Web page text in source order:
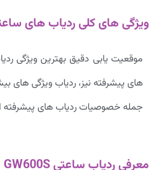
ویژگی های کلی ردیاب های
موقعیت یابی دقیق بهترین ویژگی
های پیشرفته نیز، ردیاب ویژگی های
جمله خصوصیات ردیاب های
معرفی ردیاب ساعتی GW600S